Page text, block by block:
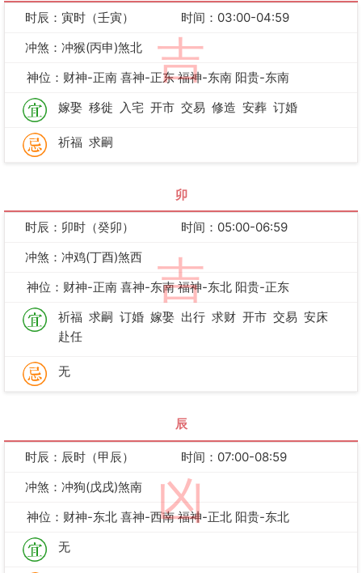
吉
时辰：寅时（壬寅）
时间：03:00-04:59
冲煞：冲猴(丙申)煞北
神位：财神-正南 喜神-正东 福神-东南 阳贵-东南
嫁娶 移徙 入宅 开市 交易 修造 安葬 订婚
祈福 求嗣
卯
吉
时辰：卯时（癸卯）
时间：05:00-06:59
冲煞：冲鸡(丁酉)煞西
神位：财神-正南 喜神-东南 福神-东北 阳贵-正东
祈福 求嗣 订婚 嫁娶 出行 求财 开市 交易 安床
赴任
无
辰
凶
时辰：辰时（甲辰）
时间：07:00-08:59
冲煞：冲狗(戊戌)煞南
神位：财神-东北 喜神-西南 福神-正北 阳贵-东北
无